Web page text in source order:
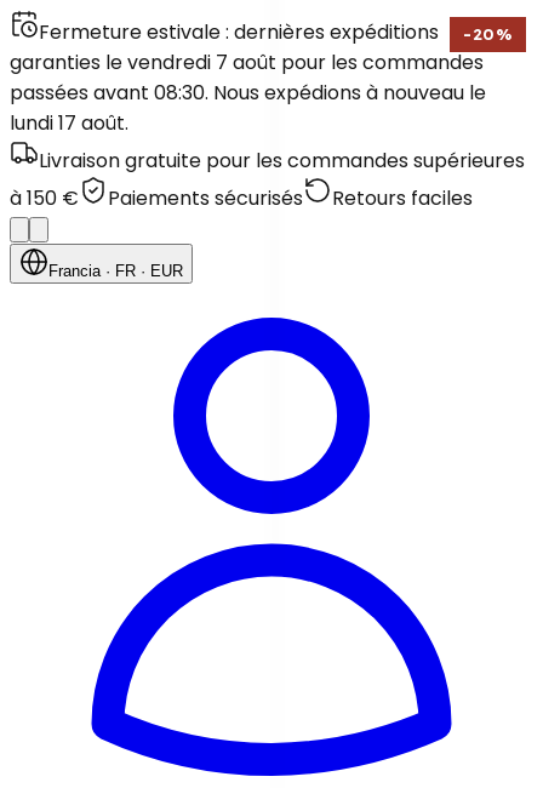
Fermeture estivale : dernières expéditions
garanties le vendredi 7 août pour les commandes
passées avant 08:30. Nous expédions à nouveau le
lundi 17 août.
Livraison gratuite pour les commandes supérieures
à 150 €
Paiements sécurisés Retours faciles
Francia· FR · EUR
- 20 %